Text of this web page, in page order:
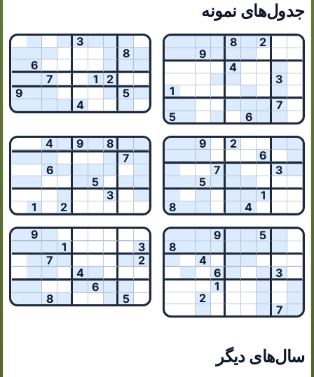
جدول‌های نمونه
2
8
9
4
3
1
7
6
5
3
8
6
2
1
7
5
9
4
2
9
6
3
7
5
1
4
8
8
9
4
7
6
5
3
2
1
5
9
8
4
3
6
1
2
7
9
3
1
2
7
4
6
5
8
سال‌های دیگر